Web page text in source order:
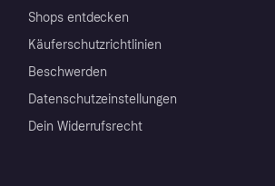
Shops entdecken
Käuferschutzrichtlinien
Beschwerden
Datenschutzeinstellungen
Dein Widerrufsrecht